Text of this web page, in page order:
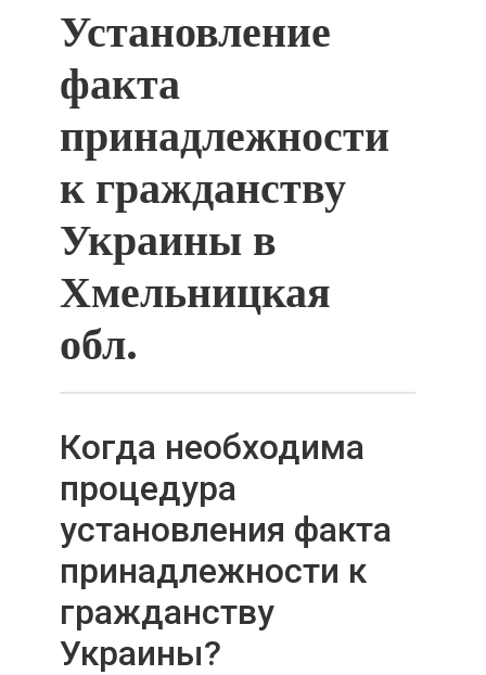
Установление
факта
принадлежности
к гражданству
Украины в
Хмельницкая
обл.
Когда необходима
процедура
установления факта
принадлежности к
гражданству
Украины?